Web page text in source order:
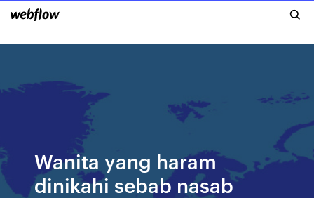
Wanita yang haram
dinikahi sebab nasab